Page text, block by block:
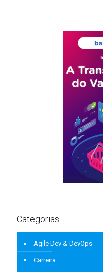
Categorias
Agile Dev & DevOps
Carreira